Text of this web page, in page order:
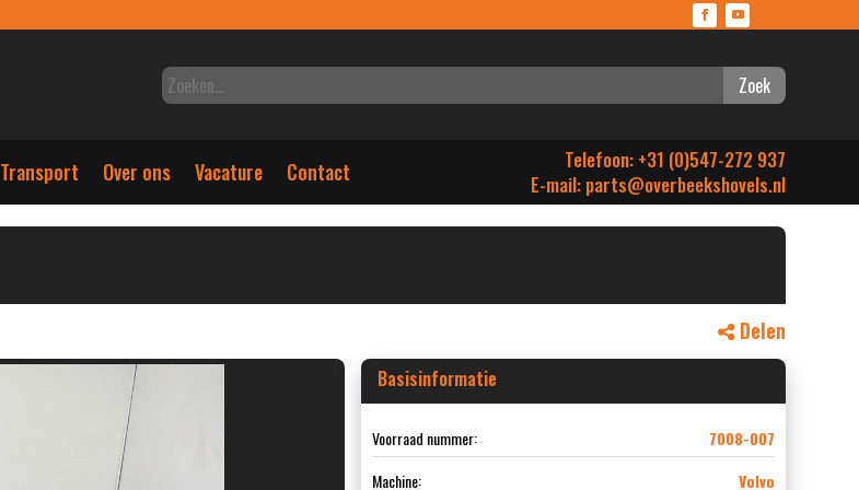
Zoek
Transport Over ons Vacature Contact
Telefoon: +31 (0)547-272 937
E-mail: parts@overbeekshovels.nl
Delen
Basisinformatie
Voorraad nummer:
7008-007
Machine:
Volvo